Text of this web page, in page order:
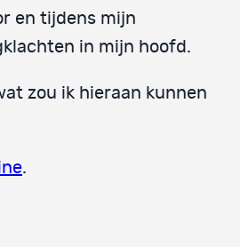
en tijdens mijn
in mijn hoofd.
zou ik hieraan kunnen
.